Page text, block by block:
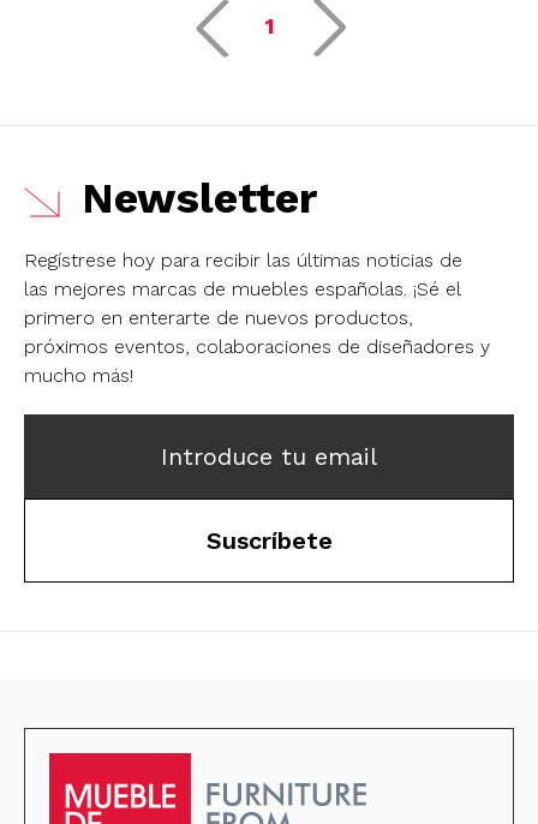
1
Newsletter
Regístrese hoy para recibir las últimas noticias de
las mejores marcas de muebles españolas. ¡Sé el
primero en enterarte de nuevos productos,
próximos eventos, colaboraciones de diseñadores y
mucho más!
Introduce tu email
Suscríbete